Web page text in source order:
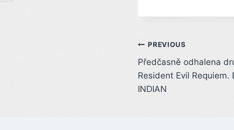
Post
navigation
PREVIOUS
Předčasně odhalena
Resident Evil Requiem.
INDIAN